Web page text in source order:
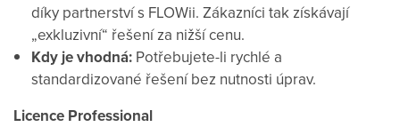
díky partnerství s FLOWii. Zákazníci tak získávají
„exkluzivní“ řešení za nižší cenu.
Kdy je vhodná: Potřebujete-li rychlé a
standardizované řešení bez nutnosti úprav.
Licence Professional